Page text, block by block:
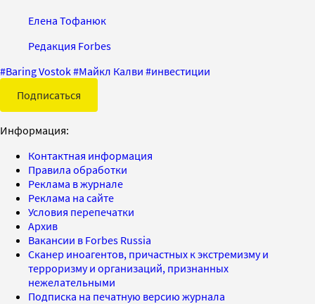
Елена Тофанюк
Редакция Forbes
#Baring Vostok#Майкл Калви #инвестиции
Подписаться
Информация:
Контактная информация
Правила обработки
Реклама в журнале
Реклама на сайте
Условия перепечатки
Архив
Вакансии в Forbes Russia
Сканер иноагентов, причастных к экстремизму и
терроризму и организаций, признанных
нежелательными
Подписка на печатную версию журнала